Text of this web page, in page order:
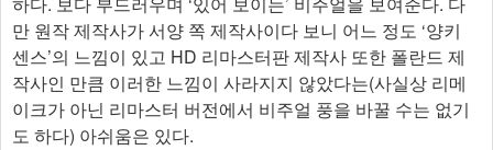
만 원작 제작사가 서양 쪽 제작사이다 보니 어느 정도 ‘양키
센스’의 느낌이 있고 HD 리마스터판 제작사 또한 폴란드 제
작사인 만큼 이러한 느낌이 사라지지 않았다는(사실상 리메
이크가 아닌 리마스터 버전에서 비주얼 풍을 바꿀 수는 없기
도 하다) 아쉬움은 있다.